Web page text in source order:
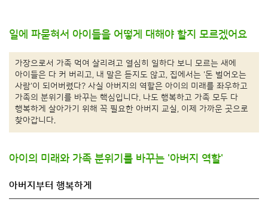
일에 파묻혀서 아이들을 어떻게 대해야 할지 모르겠어요
가장으로서 가족 먹여 살리려고 열심히 일하다 보니 모르는 새에
아이들은 다 커 버리고, 내 말은 듣지도 않고, 집에서는 '돈 벌어오는
사람'이 되어버렸다? 사실 아버지의 역할은 아이의 미래를 좌우하고
가족의 분위기를 바꾸는 핵심입니다. 나도 행복하고 가족 모두 다
행복하게 살아가기 위해 꼭 필요한 아버지 교실, 이제 가까운 곳으로
찾아갑니다.
아이의 미래와 가족 분위기를 바꾸는 '아버지 역할'
아버지부터 행복하게